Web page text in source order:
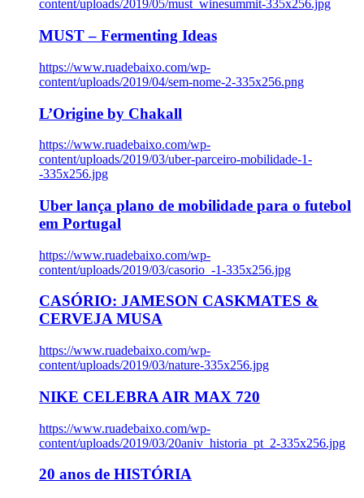
content/uploads/2019/05/must_winesummit-335x256.jpg
MUST – Fermenting Ideas
https://www.ruadebaixo.com/wp-
content/uploads/2019/04/sem-nome-2-335x256.png
L’Origine by Chakall
https://www.ruadebaixo.com/wp-
content/uploads/2019/03/uber-parceiro-mobilidade-1-
-335x256.jpg
Uber lança plano de mobilidade para o futebol
em Portugal
https://www.ruadebaixo.com/wp-
content/uploads/2019/03/casorio_-1-335x256.jpg
CASÓRIO: JAMESON CASKMATES &
CERVEJA MUSA
https://www.ruadebaixo.com/wp-
content/uploads/2019/03/nature-335x256.jpg
NIKE CELEBRA AIR MAX 720
https://www.ruadebaixo.com/wp-
content/uploads/2019/03/20aniv_historia_pt_2-335x256.jpg
20 anos de HISTÓRIA